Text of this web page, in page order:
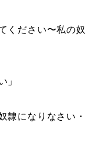
ください〜私の奴
」
になりなさい・